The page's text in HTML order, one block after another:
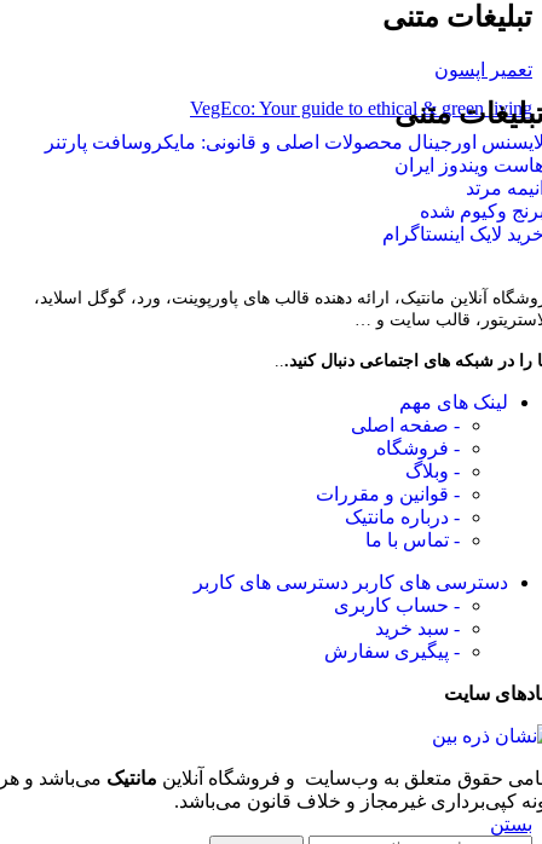
تبلیغات متنی
تعمیر اپسون
VegEco: Your guide to ethical & green living
متنی
اورجینال محصولات اصلی و قانونی: مایکروسافت پارتنر
ویندوز ایران
مرتد
وکیوم شده
لایک اینستاگرام
آنلاین مانتیک، ارائه دهنده قالب های پاورپوینت، ورد، گوگل اسلاید،
قالب سایت و …
را در شبکه های اجتماعی دنبال کنید...
لینک های مهم
- صفحه اصلی
- فروشگاه
- وبلاگ
- قوانین و مقررات
- درباره مانتیک
- تماس با ما
دسترسی های کاربر دسترسی های کاربر
- حساب کاربری
- سبد خرید
- پیگیری سفارش
سایت
حقوق متعلق به وب‌سایت و فروشگاه‌ آنلاین مانتیک می‌باشد و هر
کپی‌برداری غیرمجاز و خلاف قانون می‌باشد.
بستن